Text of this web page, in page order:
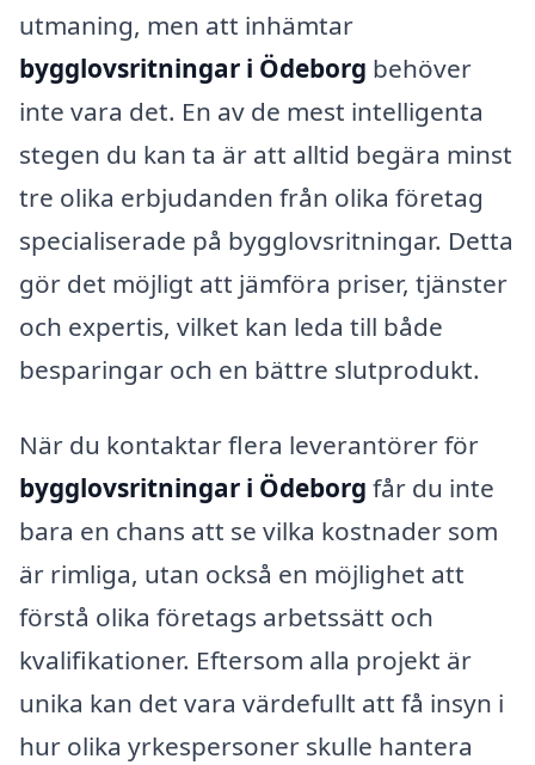
utmaning, men att inhämtar
bygglovsritningar i Ödeborg behöver
inte vara det. En av de mest intelligenta
stegen du kan ta är att alltid begära minst
tre olika erbjudanden från olika företag
specialiserade på bygglovsritningar. Detta
gör det möjligt att jämföra priser, tjänster
och expertis, vilket kan leda till både
besparingar och en bättre slutprodukt.
När du kontaktar flera leverantörer för
bygglovsritningar i Ödeborg får du inte
bara en chans att se vilka kostnader som
är rimliga, utan också en möjlighet att
förstå olika företags arbetssätt och
kvalifikationer. Eftersom alla projekt är
unika kan det vara värdefullt att få insyn i
hur olika yrkespersoner skulle hantera